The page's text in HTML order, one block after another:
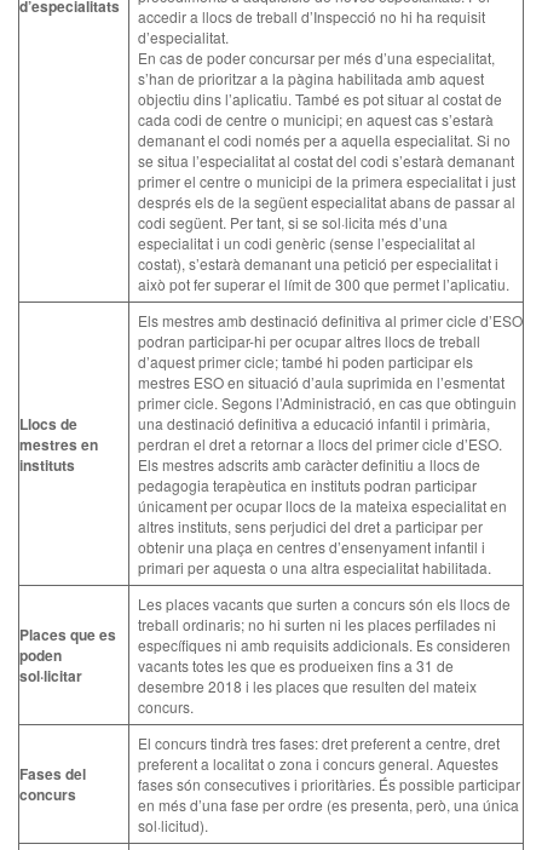
d’especialitats
accedir a llocs de treball d’Inspecció no hi ha requisit
d’especialitat.
En cas de poder concursar per més d’una especialitat,
s’han de prioritzar a la pàgina habilitada amb aquest
objectiu dins l’aplicatiu. També es pot situar al costat de
cada codi de centre o municipi; en aquest cas s’estarà
demanant el codi només per a aquella especialitat. Si no
se situa l’especialitat al costat del codi s’estarà demanant
primer el centre o municipi de la primera especialitat i just
després els de la següent especialitat abans de passar al
codi següent. Per tant, si se sol·licita més d’una
especialitat i un codi genèric (sense l’especialitat al
costat), s’estarà demanant una petició per especialitat i
això pot fer superar el límit de 300 que permet l’aplicatiu.
Llocs de
mestres en
instituts
Els mestres amb destinació definitiva al primer cicle d’ESO
podran participar-hi per ocupar altres llocs de treball
d’aquest primer cicle; també hi poden participar els
mestres ESO en situació d’aula suprimida en l’esmentat
primer cicle. Segons l’Administració, en cas que obtinguin
una destinació definitiva a educació infantil i primària,
perdran el dret a retornar a llocs del primer cicle d’ESO.
Els mestres adscrits amb caràcter definitiu a llocs de
pedagogia terapèutica en instituts podran participar
únicament per ocupar llocs de la mateixa especialitat en
altres instituts, sens perjudici del dret a participar per
obtenir una plaça en centres d’ensenyament infantil i
primari per aquesta o una altra especialitat habilitada.
Places que es
poden
sol·licitar
Les places vacants que surten a concurs són els llocs de
treball ordinaris; no hi surten ni les places perfilades ni
específiques ni amb requisits addicionals. Es consideren
vacants totes les que es produeixen fins a 31 de
desembre 2018 i les places que resulten del mateix
concurs.
Fases del
concurs
El concurs tindrà tres fases: dret preferent a centre, dret
preferent a localitat o zona i concurs general. Aquestes
fases són consecutives i prioritàries. És possible participar
en més d’una fase per ordre (es presenta, però, una única
sol·licitud).